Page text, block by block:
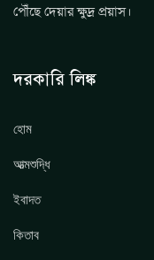
পৌঁছে দেয়ার ক্ষুদ্র প্রয়াস।
দরকারি লিঙ্ক
হোম
আত্মশুদ্ধি
ইবাদত
কিতাব